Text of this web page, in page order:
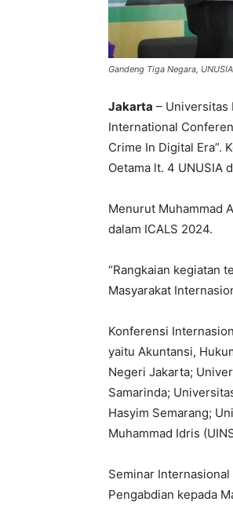
Gandeng Tiga Negara,
Jakarta – Universitas
International
Crime In Digital Era”.
Oetama lt. 4 UNUSIA
Menurut Muhammad
dalam ICALS 2024.
“Rangkaian kegiatan
Masyarakat
Konferensi
yaitu Akuntansi,
Negeri Jakarta;
Samarinda;
Hasyim Semarang;
Muhammad Idris
Seminar
Pengabdian kepada